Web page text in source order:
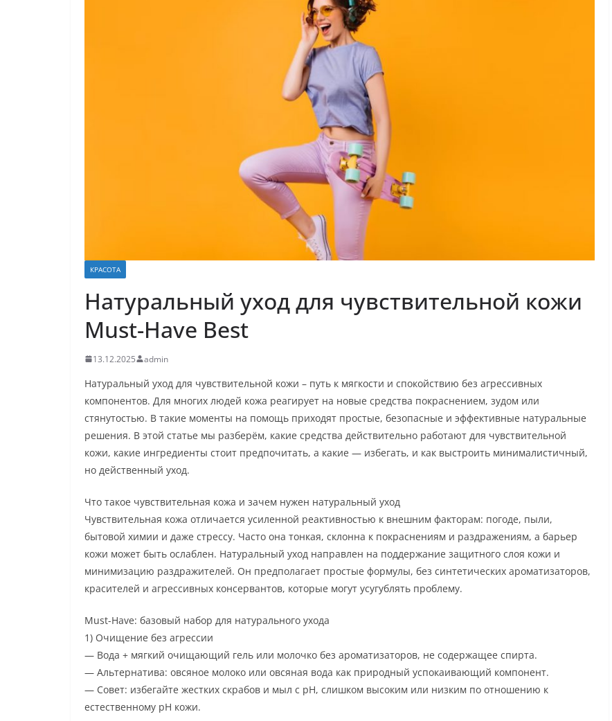
КРАСОТА
Натуральный уход для чувствительной кожи
Must-Have Best
13.12.2025 admin
Натуральный уход для чувствительной кожи – путь к мягкости и спокойствию без агрессивных
компонентов. Для многих людей кожа реагирует на новые средства покраснением, зудом или
стянутостью. В такие моменты на помощь приходят простые, безопасные и эффективные натуральные
решения. В этой статье мы разберём, какие средства действительно работают для чувствительной
кожи, какие ингредиенты стоит предпочитать, а какие — избегать, и как выстроить минималистичный,
но действенный уход.
Что такое чувствительная кожа и зачем нужен натуральный уход
Чувствительная кожа отличается усиленной реактивностью к внешним факторам: погоде, пыли,
бытовой химии и даже стрессу. Часто она тонкая, склонна к покраснениям и раздражениям, а барьер
кожи может быть ослаблен. Натуральный уход направлен на поддержание защитного слоя кожи и
минимизацию раздражителей. Он предполагает простые формулы, без синтетических ароматизаторов,
красителей и агрессивных консервантов, которые могут усугублять проблему.
Must-Have: базовый набор для натурального ухода
1) Очищение без агрессии
— Вода + мягкий очищающий гель или молочко без ароматизаторов, не содержащее спирта.
— Альтернатива: овсяное молоко или овсяная вода как природный успокаивающий компонент.
— Совет: избегайте жестких скрабов и мыл с pH, слишком высоким или низким по отношению к
естественному pH кожи.